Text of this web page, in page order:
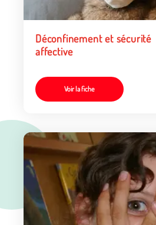
Déconfinement et sécurité
affective
Voir la fiche